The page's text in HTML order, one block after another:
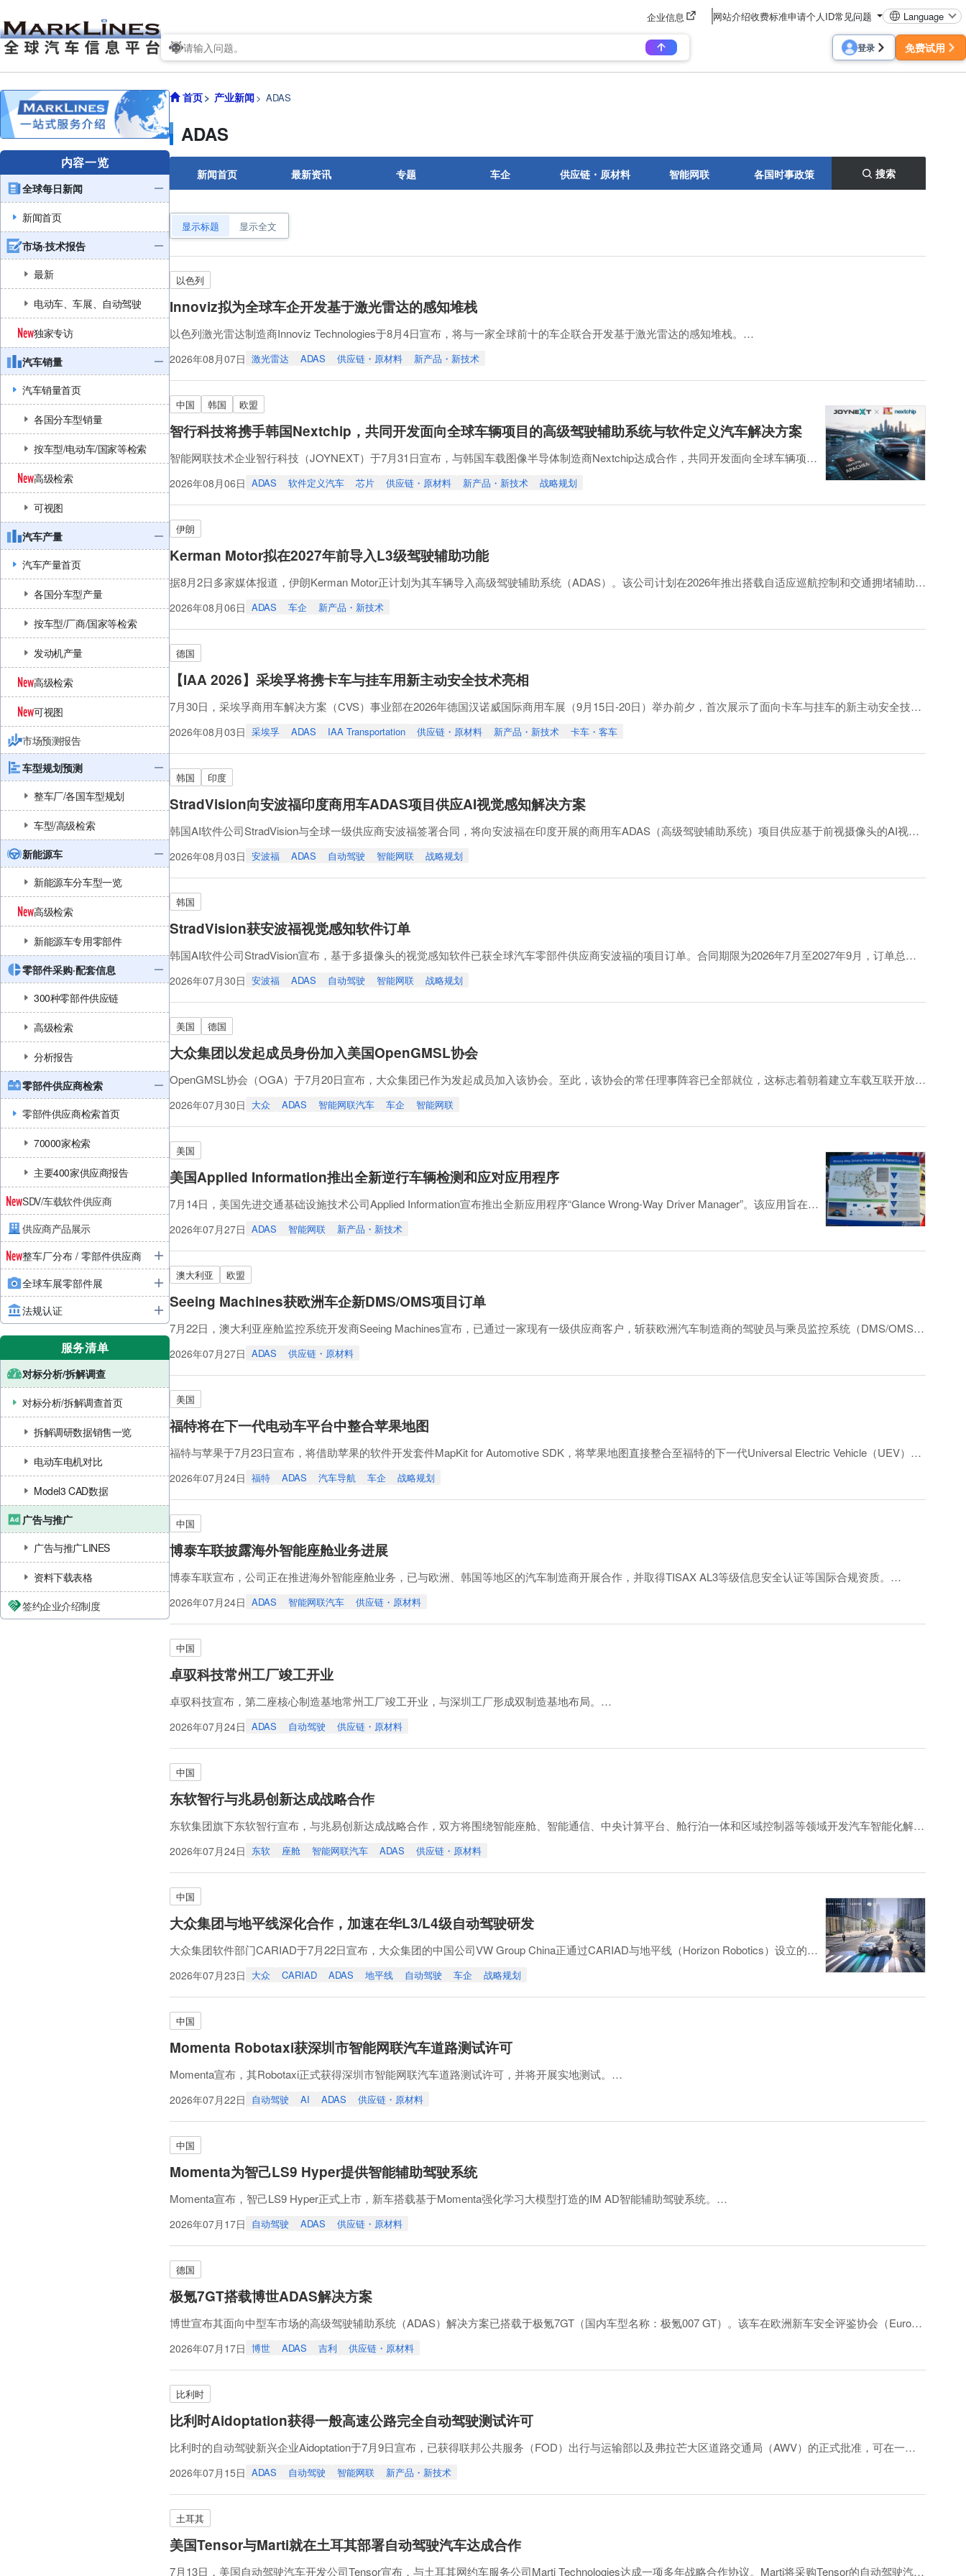
企业信息 网站介绍收费标准申请个人ID常见问题 Language
登录 免费试用
内容一览
全球每日新闻
新闻首页
市场·技术报告
最新
电动车、车展、自动驾驶
独家专访
汽车销量
汽车销量首页
各国分车型销量
按车型/电动车/国家等检索
高级检索
可视图
汽车产量
汽车产量首页
各国分车型产量
按车型/厂商/国家等检索
发动机产量
高级检索
可视图
市场预测报告
车型规划预测
整车厂/各国车型规划
车型/高级检索
新能源车
新能源车分车型一览
高级检索
新能源车专用零部件
零部件采购·配套信息
300种零部件供应链
高级检索
分析报告
零部件供应商检索
零部件供应商检索首页
70000家检索
主要400家供应商报告
SDV/车载软件供应商
供应商产品展示
整车厂分布 / 零部件供应商
全球车展零部件展
法规认证
服务清单
对标分析/拆解调查
对标分析/拆解调查首页
拆解调研数据销售一览
电动车电机对比
Model3 CAD数据
广告与推广
广告与推广LINES
资料下载表格
签约企业介绍制度
首页 产业新闻 ADAS
ADAS
新闻首页 最新资讯 专题 车企 供应链・原材料 智能网联 各国时事政策 搜索
显示标题 显示全文
以色列
Innoviz拟为全球车企开发基于激光雷达的感知堆栈
以色列激光雷达制造商Innoviz Technologies于8月4日宣布，将与一家全球前十的车企联合开发基于激光雷达的感知堆栈。
雷达解决方案InnovizTwo以及搭载英伟达硬件的感知功能。
该感知堆栈体现了真正物理AI的核心功能，具备Point Cloud Plus（PC+
2026年08月07日 激光雷达 ADAS 供应链・原材料 新产品・新技术
中国 韩国 欧盟
智行科技将携手韩国Nextchip，共同开发面向全球车辆项目的高级驾驶辅助系统与软件定义汽车解决方案
智能网联技术企业智行科技（JOYNEXT）于7月31日宣布，与韩国车载图像半导体制造商Nextchip达成合作，共同开发面向全球车辆项目
APACHE6集成到智行科技的车载平台中。APACHE6是一款专为下一代驾驶辅助系统设计的系统级芯片（SoC），结合了高性能图像信号
处理器（ISP）和针对车载AI应用优
2026年08月06日 ADAS 软件定义汽车 芯片 供应链・原材料 新产品・新技术 战略规划
伊朗
Kerman Motor拟在2027年前导入L3级驾驶辅助功能
据8月2日多家媒体报道，伊朗Kerman Motor正计划为其车辆导入高级驾驶辅助系统（ADAS）。该公司计划在2026年推出搭载自适应巡航控制和交通拥堵辅助功
助、驾驶员注意力监测以及自动紧急制动等功能。
Based on multiple sources
2026年08月06日 ADAS 车企 新产品・新技术
德国
【IAA 2026】采埃孚将携卡车与挂车用新主动安全技术亮相
7月30日，采埃孚商用车解决方案（CVS）事业部在2026年德国汉诺威国际商用车展（9月15日-20日）举办前夕，首次展示了面向卡车与挂车的新主动安全技
采埃孚的360度安全理念通过高速车载以太网通信接口连接卡车与挂车，将挂车也纳入感知系统，从而将辅助系统的覆盖范围从卡车延伸至挂车。如此一来，卡
车与挂车的传感器数
2026年08月03日 采埃孚 ADAS IAA Transportation 供应链・原材料 新产品・新技术 卡车・客车
韩国 印度
StradVision向安波福印度商用车ADAS项目供应AI视觉感知解决方案
韩国AI软件公司StradVision与全球一级供应商安波福签署合同，将向安波福在印度开展的商用车ADAS（高级驾驶辅助系统）项目供应基于前视摄像头的AI视觉
纯电商用车的专业品牌，未来将依次应用于约30款车型。
StradVision将构建从燃油商用车到纯电商用车的客户群体，确保
2026年08月03日 安波福 ADAS 自动驾驶 智能网联 战略规划
韩国
StradVision获安波福视觉感知软件订单
韩国AI软件公司StradVision宣布，基于多摄像头的视觉感知软件已获全球汽车零部件供应商安波福的项目订单。合同期限为2026年7月至2027年9月，订单总额
StradVision计划以此次合同为契机，进一步扩大与全球主要一级供应商及整车制造商的合作关系。
（摘自2026年7月23日多家媒体报道）
2026年07月30日 安波福 ADAS 自动驾驶 智能网联 战略规划
美国 德国
大众集团以发起成员身份加入美国OpenGMSL协会
OpenGMSL协会（OGA）于7月20日宣布，大众集团已作为发起成员加入该协会。至此，该协会的常任理事阵容已全部就位，这标志着朝着建立车载互联开放行
随着汽车日益向软件驱动转型，在ADAS（高级驾驶辅助系统）、自动驾驶以及先进驾驶舱系统领域，开放式高速视频链路标准的重要性正日益凸显。
大众集团作为发起成员，将支持OpenGMSL标准的开发，提升互操作性，并推动其在全球范围内的普及。
通过汽车制造商、一级供应商
2026年07月30日 大众 ADAS 智能网联汽车 车企 智能网联
美国
美国Applied Information推出全新逆行车辆检测和应对应用程序
7月14日，美国先进交通基础设施技术公司Applied Information宣布推出全新应用程序“Glance Wrong-Way Driver Manager”。该应用旨在辅
该应用集成了逆行检测系统、基于摄像头采集的车辆检测数据、车联网信息、雷达系统以及第三方提供的各种数据源。一旦检测到逆行车
辆，应用会通过短信、电子邮件、语音提示或屏幕弹出通知等方式向授权用户发送预警，提醒用户查看情况。验证后
2026年07月27日 ADAS 智能网联 新产品・新技术
澳大利亚 欧盟
Seeing Machines获欧洲车企新DMS/OMS项目订单
7月22日，澳大利亚座舱监控系统开发商Seeing Machines宣布，已通过一家现有一级供应商客户，斩获欧洲汽车制造商的驾驶员与乘员监控系统（DMS/OMS）
该项目将把Seeing Machines的技术集成至未来车辆平台（包括电动车）的后视镜，预计于2028年启动量产。该解决方案可轻松适配多种车型，帮助车企削减开
发时间、复杂性与成本。
该订单预计将在全生命周期内带来约500万美元的收入，并将进一步巩固Seeing
2026年07月27日 ADAS 供应链・原材料
美国
福特将在下一代电动车平台中整合苹果地图
福特与苹果于7月23日宣布，将借助苹果的软件开发套件MapKit for Automotive SDK，将苹果地图直接整合至福特的下一代Universal Electric Vehicle（UEV）平
车主将能够享受多项功能，包括支持自然语言的逐向语音导航、实时交通与事故信息、最优路径搜索（含电动车智能路线规划），以及附带详细商家信息卡片的
搜索功能。
通过苹果新开发的MapKit for Automo
2026年07月24日 福特 ADAS 汽车导航 车企 战略规划
中国
博泰车联披露海外智能座舱业务进展
博泰车联宣布，公司正在推进海外智能座舱业务，已与欧洲、韩国等地区的汽车制造商开展合作，并取得TISAX AL3等级信息安全认证等国际合规资质。
现量产。
公司还已落地基于高通骁龙8295平台的高端新能源汽车海外座舱项目，相关产品取得多个国家和地区的市场准入资质，业务覆盖澳大利亚、东南亚、南美和中
2026年07月24日 ADAS 智能网联汽车 供应链・原材料
中国
卓驭科技常州工厂竣工开业
卓驭科技宣布，第二座核心制造基地常州工厂竣工开业，与深圳工厂形成双制造基地布局。
品和新业务订单的量产导入。
工厂计划在2026年下半年试运营，首阶段导入3款商用重卡和1款无人物流车产品的域控制器生产，并推进IATF 16949、ISO 14001、ISO 45001等体系认证。202
2026年07月24日 ADAS 自动驾驶 供应链・原材料
中国
东软智行与兆易创新达成战略合作
东软集团旗下东软智行宣布，与兆易创新达成战略合作，双方将围绕智能座舱、智能通信、中央计算平台、舱行泊一体和区域控制器等领域开发汽车智能化解决
根据协议，双方将推进兆易创新车规级存储器和MCU等芯片与东软智行车载电子产品的适配和规模化应用，并联合开展芯片准入测试。
双方还将依托兆易创新的芯片量产能力和东软智行的市场资源建立供应链保障体系，并协同上下游资源开展产业生态合作。兆易创新车规级Flash累计上车量已
超过4.5亿颗。
2026年07月24日 东软 座舱 智能网联汽车 ADAS 供应链・原材料
中国
大众集团与地平线深化合作，加速在华L3/L4级自动驾驶研发
大众集团软件部门CARIAD于7月22日宣布，大众集团的中国公司VW Group China正通过CARIAD与地平线（Horizon Robotics）设立的合
领域的合作。
通过该协议，酷睿程将利用地平线的AI技术，开发出能够从传感器获取信息、进行识别，直至做出驾驶决策和控制的一体化、端到端AI驾
驶模
2026年07月23日 大众 CARIAD ADAS 地平线 自动驾驶 车企 战略规划
中国
Momenta Robotaxi获深圳市智能网联汽车道路测试许可
Momenta宣布，其Robotaxi正式获得深圳市智能网联汽车道路测试许可，并将开展实地测试。
Lumo、梅赛德斯-奔驰等企业开展战略合作，推进高阶自动驾驶在更多城市和区域的测试及应用。
在技术层面，Momenta Robotaxi复用量产车型、统一软件算法及传感器方案，
2026年07月22日 自动驾驶 AI ADAS 供应链・原材料
中国
Momenta为智己LS9 Hyper提供智能辅助驾驶系统
Momenta宣布，智己LS9 Hyper正式上市，新车搭载基于Momenta强化学习大模型打造的IM AD智能辅助驾驶系统。
IM AD ZETA通过云端世界模型开展强化学习，在虚拟驾驶环境中探索驾驶策略，并通过对物理世界规律进行建模，对场景变化及潜在风险进行推演和决
2026年07月17日 自动驾驶 ADAS 供应链・原材料
德国
极氪7GT搭载博世ADAS解决方案
博世宣布其面向中型车市场的高级驾驶辅助系统（ADAS）解决方案已搭载于极氪7GT（国内车型名称：极氪007 GT）。该车在欧洲新车安全评鉴协会（Euro
博世ADAS技术为极氪7GT在安全驾驶和碰撞避免等关键项目中取得优异表现提供了支持。(From Bosch Mobility social media updates on July 15, 2026)
2026年07月17日 博世 ADAS 吉利 供应链・原材料
比利时
比利时Aidoptation获得一般高速公路完全自动驾驶测试许可
比利时的自动驾驶新兴企业Aidoptation于7月9日宣布，已获得联邦公共服务（FOD）出行与运输部以及弗拉芒大区道路交通局（AWV）的正式批准，可在一般
该许可适用路段为林堡省境内E313、E314高速公路共计100km区间，这也是欧盟境内首次在公路、高速公路行驶速度区间开展L4级完全自动驾驶系统实测。
测试将基于玛莎拉蒂纯电动车型 GranTurismo Folgore平台进行。Aidoptat
2026年07月15日 ADAS 自动驾驶 智能网联 新产品・新技术
土耳其
美国Tensor与Marti就在土耳其部署自动驾驶汽车达成合作
7月13日，美国自动驾驶汽车开发公司Tensor宣布，与土耳其网约车服务公司Marti Technologies达成一项多年战略合作协议。Marti将采购Tensor的自动驾驶汽